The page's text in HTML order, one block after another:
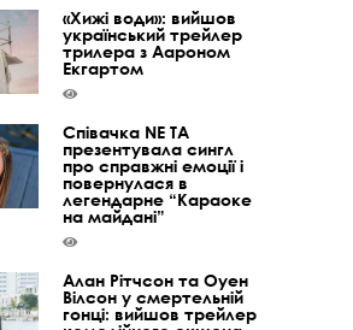
«Хижі води»: вийшов
український трейлер
трилера з Аароном
Екгартом
Співачка NE TA
презентувала сингл
про справжні емоції і
повернулася в
легендарне “Караоке
на майдані”
Алан Рітчсон та Оуен
Вілсон у смертельній
гонці: вийшов трейлер